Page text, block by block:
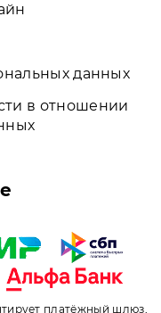
данных
в отношении
платёжный шлюз,